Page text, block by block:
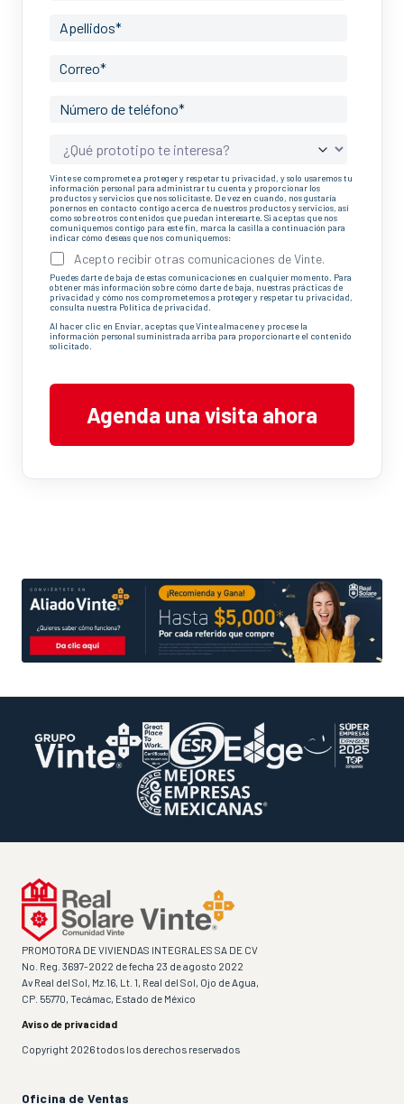
Vinte se compromete a proteger y respetar tu privacidad, y solo usaremos tu
información personal para administrar tu cuenta y proporcionar los
productos y servicios que nos solicitaste. De vez en cuando, nos gustaría
ponernos en contacto contigo acerca de nuestros productos y servicios, así
como sobre otros contenidos que puedan interesarte. Si aceptas que nos
comuniquemos contigo para este fin, marca la casilla a continuación para
indicar cómo deseas que nos comuniquemos:
Acepto recibir otras comunicaciones de Vinte.
Puedes darte de baja de estas comunicaciones en cualquier momento. Para
obtener más información sobre cómo darte de baja, nuestras prácticas de
privacidad y cómo nos comprometemos a proteger y respetar tu privacidad,
consulta nuestra Política de privacidad.
Al hacer clic en Enviar, aceptas que Vinte almacene y procese la
información personal suministrada arriba para proporcionarte el contenido
solicitado.
PROMOTORA DE VIVIENDAS INTEGRALES SA DE CV
No. Reg. 3697-2022 de fecha 23 de agosto 2022
Av Real del Sol, Mz.16, Lt. 1, Real del Sol, Ojo de Agua,
CP. 55770, Tecámac, Estado de México
Aviso de privacidad
Copyright 2026 todos los derechos reservados
Oficina de Ventas